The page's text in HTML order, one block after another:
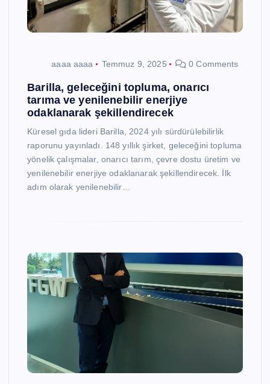
aaaa aaaa Temmuz 9, 2025 0 Comments
Barilla, geleceğini topluma, onarıcı
tarıma ve yenilenebilir enerjiye
odaklanarak şekillendirecek
Küresel gıda lideri Barilla, 2024 yılı sürdürülebilirlik
raporunu yayınladı. 148 yıllık şirket, geleceğini topluma
yönelik çalışmalar, onarıcı tarım, çevre dostu üretim ve
yenilenebilir enerjiye odaklanarak şekillendirecek. İlk
adım olarak yenilenebilir…